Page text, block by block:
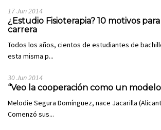
17 Jun 2014
¿Estudio Fisioterapia? 10 motivos
carrera
Todos los años, cientos de estudiantes de
esta misma p...
30 Jun 2014
“Veo la cooperación como un
Melodie Segura Domínguez, nace Jacarilla
Comenzó sus...